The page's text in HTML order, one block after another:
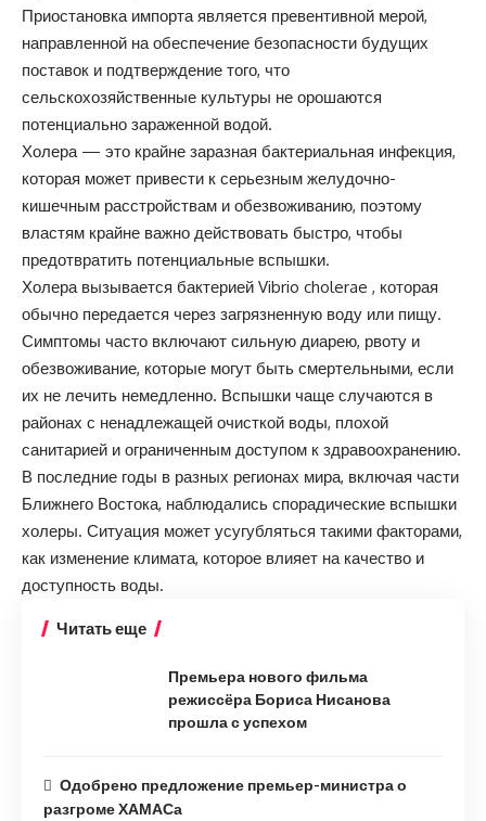
Приостановка импорта является превентивной мерой,
направленной на обеспечение безопасности будущих
поставок и подтверждение того, что
сельскохозяйственные культуры не орошаются
потенциально зараженной водой.
Холера — это крайне заразная бактериальная инфекция,
которая может привести к серьезным желудочно-
кишечным расстройствам и обезвоживанию, поэтому
властям крайне важно действовать быстро, чтобы
предотвратить потенциальные вспышки.
Холера вызывается бактерией Vibrio cholerae , которая
обычно передается через загрязненную воду или пищу.
Симптомы часто включают сильную диарею, рвоту и
обезвоживание, которые могут быть смертельными, если
их не лечить немедленно. Вспышки чаще случаются в
районах с ненадлежащей очисткой воды, плохой
санитарией и ограниченным доступом к здравоохранению.
В последние годы в разных регионах мира, включая части
Ближнего Востока, наблюдались спорадические вспышки
холеры. Ситуация может усугубляться такими факторами,
как изменение климата, которое влияет на качество и
доступность воды.
Читать еще
Премьера нового фильма
режиссёра Бориса Нисанова
прошла с успехом
Одобрено предложение премьер-министра о
разгроме ХАМАСа